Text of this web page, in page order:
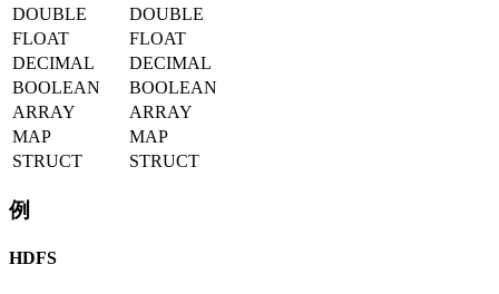
DOUBLE
DOUBLE
FLOAT
FLOAT
DECIMAL
DECIMAL
BOOLEAN
BOOLEAN
ARRAY
ARRAY
MAP
MAP
STRUCT
STRUCT
例
HDFS